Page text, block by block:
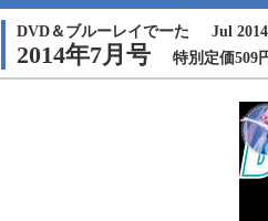
DVD＆ブルーレイでーた Jul 2014
2014年7月号 特別定価509